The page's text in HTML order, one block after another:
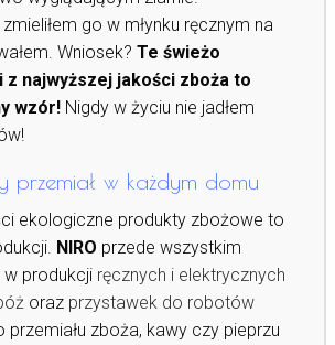
go w młynku ręcznym na
Wniosek? Te świeżo
z najwyższej jakości zboża to
wzór! Nigdy w życiu nie jadłem
przemiał w każdym domu
ekologiczne produkty zbożowe to
NIRO przede wszystkim
w produkcji ręcznych i elektrycznych
oraz przystawek do robotów
przemiału zboża, kawy czy pieprzu